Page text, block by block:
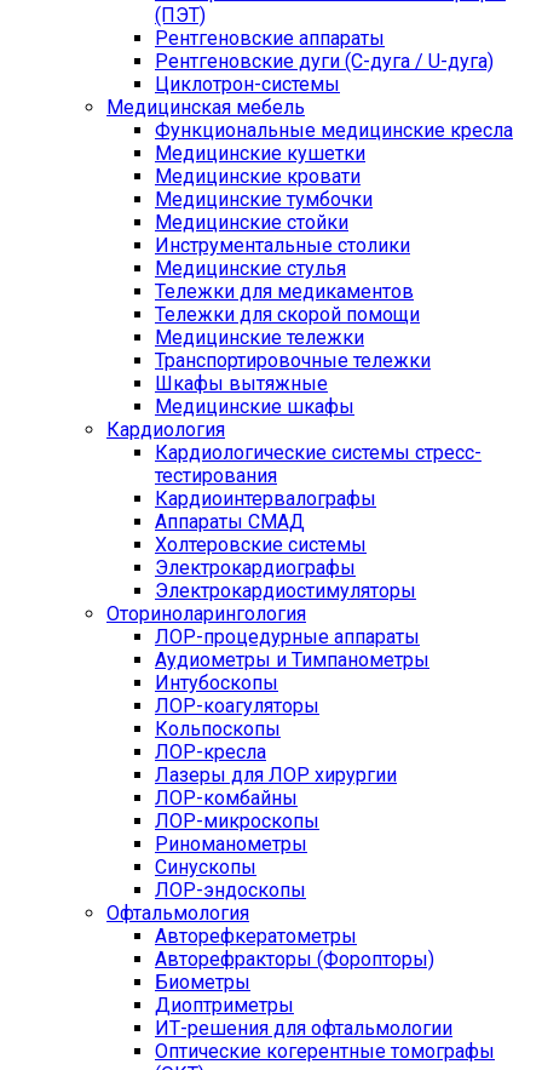
(ПЭТ)
Рентгеновские аппараты
Рентгеновские дуги (С-дуга / U-дуга)
Циклотрон-системы
Медицинская мебель
Функциональные медицинские кресла
Медицинские кушетки
Медицинские кровати
Медицинские тумбочки
Медицинские стойки
Инструментальные столики
Медицинские стулья
Тележки для медикаментов
Тележки для скорой помощи
Медицинские тележки
Транспортировочные тележки
Шкафы вытяжные
Медицинские шкафы
Кардиология
Кардиологические системы стресс-
тестирования
Кардиоинтервалографы
Аппараты СМАД
Холтеровские системы
Электрокардиографы
Электрокардиостимуляторы
Оториноларингология
ЛОР-процедурные аппараты
Аудиометры и Тимпанометры
Интубоскопы
ЛОР-коагуляторы
Кольпоскопы
ЛОР-кресла
Лазеры для ЛОР хирургии
ЛОР-комбайны
ЛОР-микроскопы
Риноманометры
Синускопы
ЛОР-эндоскопы
Офтальмология
Авторефкератометры
Авторефракторы (Форопторы)
Биометры
Диоптриметры
ИТ-решения для офтальмологии
Оптические когерентные томографы